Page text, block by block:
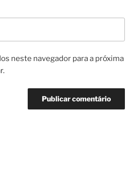
neste navegador para a próxima